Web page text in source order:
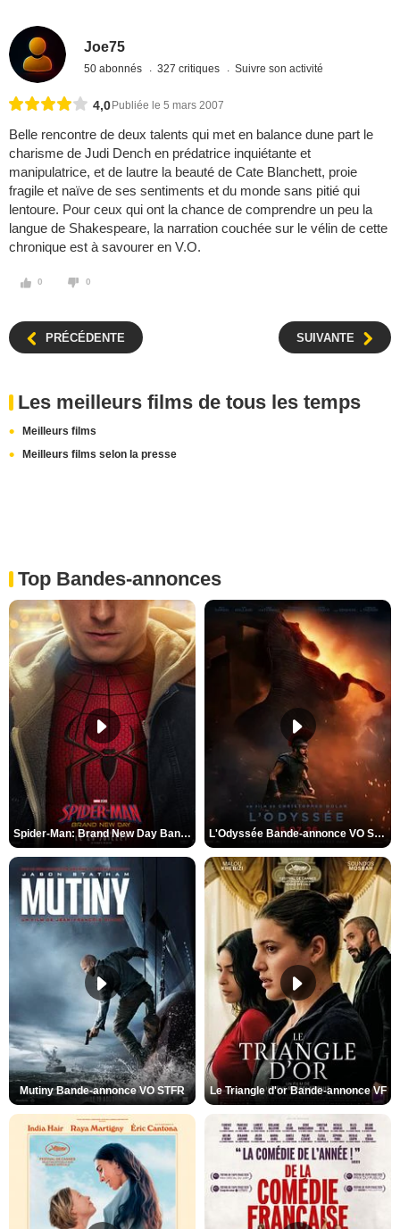
Joe75
50 abonnés 327 critiques Suivre son activité
4,0 Publiée le 5 mars 2007
Belle rencontre de deux talents qui met en balance dune part le
charisme de Judi Dench en prédatrice inquiétante et
manipulatrice, et de lautre la beauté de Cate Blanchett, proie
fragile et naïve de ses sentiments et du monde sans pitié qui
lentoure. Pour ceux qui ont la chance de comprendre un peu la
langue de Shakespeare, la narration couchée sur le vélin de cette
chronique est à savourer en V.O.
0 0
PRÉCÉDENTE SUIVANTE
Les meilleurs films de tous les temps
Meilleurs films
Meilleurs films selon la presse
Top Bandes-annonces
Spider-Man: Brand New Day Bande-annonce VO STFR L'Odyssée Bande-annonce VO STFR
Mutiny Bande-annonce VO STFR Le Triangle d'or Bande-annonce VF